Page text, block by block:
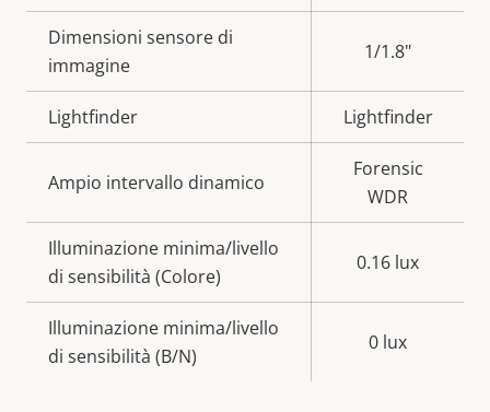
della
proprietà
della
proprietà
Dimensioni sensore di
immagine
1/1.8"
Lightfinder Lightfinder
Ampio intervallo dinamico
Forensic
WDR
Illuminazione minima/livello
di sensibilità (Colore)
0.16 lux
Illuminazione minima/livello
di sensibilità (B/N)
0 lux